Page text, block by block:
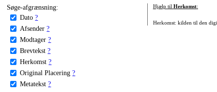
Søge-afgrænsning:
Dato ?
Afsender ?
Modtager ?
Brevtekst ?
Herkomst ?
Original Placering ?
Metatekst ?
Hjælp til Herkomst:
Herkomst: kilden til den